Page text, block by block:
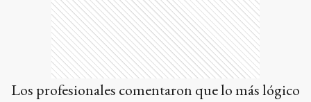
Los profesionales comentaron que lo más lógico